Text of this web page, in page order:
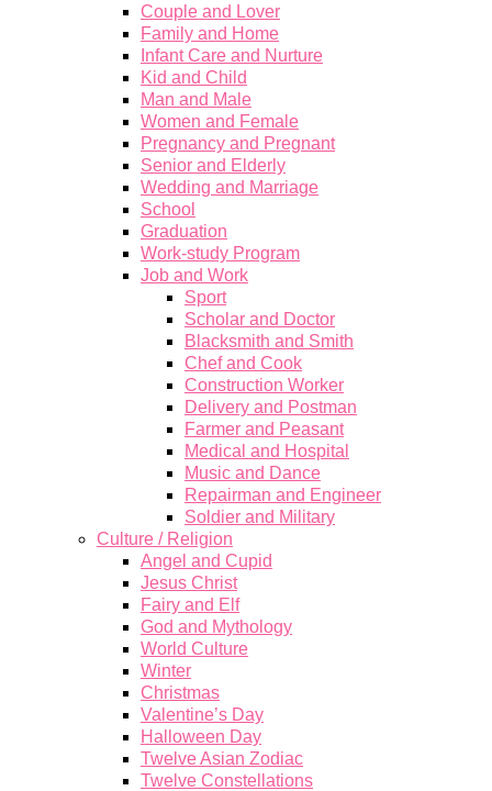
Couple and Lover
Family and Home
Infant Care and Nurture
Kid and Child
Man and Male
Women and Female
Pregnancy and Pregnant
Senior and Elderly
Wedding and Marriage
School
Graduation
Work-study Program
Job and Work
Sport
Scholar and Doctor
Blacksmith and Smith
Chef and Cook
Construction Worker
Delivery and Postman
Farmer and Peasant
Medical and Hospital
Music and Dance
Repairman and Engineer
Soldier and Military
Culture / Religion
Angel and Cupid
Jesus Christ
Fairy and Elf
God and Mythology
World Culture
Winter
Christmas
Valentine’s Day
Halloween Day
Twelve Asian Zodiac
Twelve Constellations